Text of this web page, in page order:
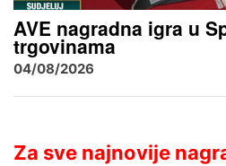
AVE nagradna igra u
trgovinama
04/08/2026
Za sve najnovije